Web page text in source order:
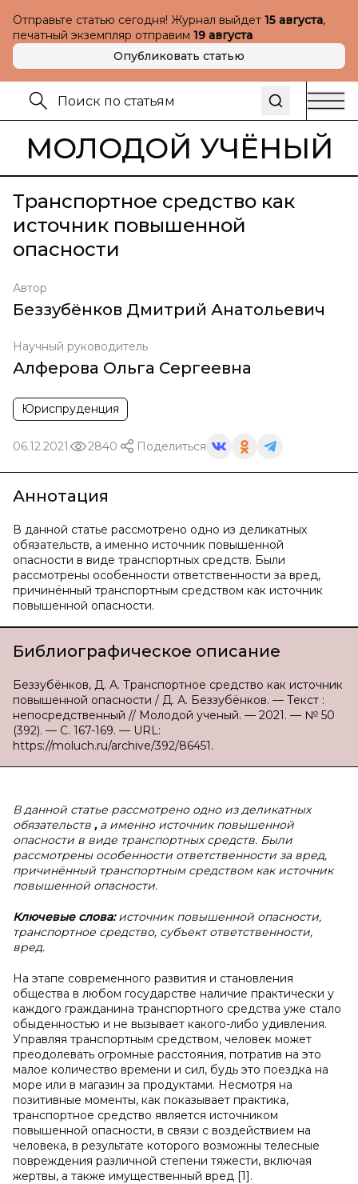
Отправьте статью сегодня! Журнал выйдет 15 августа,
печатный экземпляр отправим 19 августа
Опубликовать статью
МОЛОДОЙ УЧЁНЫЙ
Транспортное средство как
источник повышенной
опасности
Автор
Беззубёнков Дмитрий Анатольевич
Научный руководитель
Алферова Ольга Сергеевна
Юриспруденция
06.12.2021 2840 Поделиться
Аннотация
В данной статье рассмотрено одно из деликатных
обязательств, а именно источник повышенной
опасности в виде транспортных средств. Были
рассмотрены особенности ответственности за вред,
причинённый транспортным средством как источник
повышенной опасности.
Библиографическое описание
Беззубёнков, Д. А. Транспортное средство как источник
повышенной опасности / Д. А. Беззубёнков. — Текст :
непосредственный // Молодой ученый. — 2021. — № 50
(392). — С. 167-169. — URL:
https://moluch.ru/archive/392/86451.
Вданной статье рассмотрено одно из деликатных
обязательств , а именно источник повышенной
опасности в виде транспортных средств. Были
рассмотрены особенности ответственности за вред,
причинённый транспортным средством как источник
повышенной опасности.
Ключевые слова:источник повышенной опасности,
транспортное средство, субъект ответственности,
вред.
На этапе современного развития и становления
общества в любом государстве наличие практически у
каждого гражданина транспортного средства уже стало
обыденностью и не вызывает какого-либо удивления.
Управляя транспортным средством, человек может
преодолевать огромные расстояния, потратив на это
малое количество времени и сил, будь это поездка на
море или в магазин за продуктами. Несмотря на
позитивные моменты, как показывает практика,
транспортное средство является источником
повышенной опасности, в связи с воздействием на
человека, в результате которого возможны телесные
повреждения различной степени тяжести, включая
жертвы, а также имущественный вред [1].